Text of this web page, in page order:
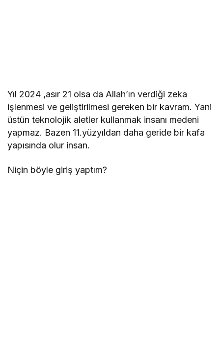
Yıl 2024 ,asır 21 olsa da Allah’ın verdiği zeka
işlenmesi ve geliştirilmesi gereken bir kavram. Yani
üstün teknolojik aletler kullanmak insanı medeni
yapmaz. Bazen 11.yüzyıldan daha geride bir kafa
yapısında olur insan.
Niçin böyle giriş yaptım?